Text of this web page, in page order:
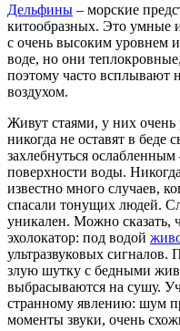
Дельфины – морские
китообразных. Это умные
с очень высоким уровнем
воде, но они
поэтому часто всплывают
воздухом.
Живут стаями, у них
никогда не оставят в беде
захлебнуться
поверхности воды.
известно много случаев,
спасали тонущих людей.
уникален. Можно сказать,
эхолокатор: под водой
ультразвуковых сигналов.
злую шутку с бедными
выбрасываются на сушу.
странному явлению: шум
моменты звуки, очень